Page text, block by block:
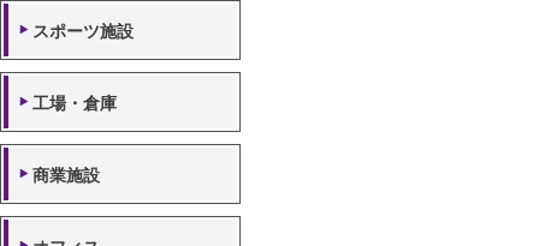
スポーツ施設
工場・倉庫
商業施設